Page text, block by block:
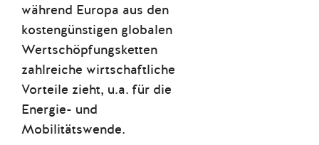
während Europa aus den
kostengünstigen globalen
Wertschöpfungsketten
zahlreiche wirtschaftliche
Vorteile zieht, u.a. für die
Energie- und
Mobilitätswende.